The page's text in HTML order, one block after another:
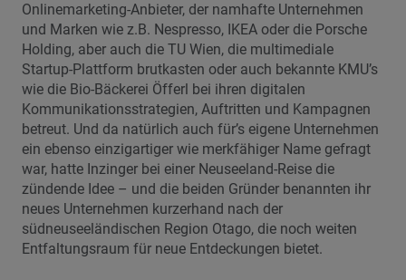
Onlinemarketing-Anbieter, der namhafte Unternehmen
und Marken wie z.B. Nespresso, IKEA oder die Porsche
Holding, aber auch die TU Wien, die multimediale
Startup-Plattform brutkasten oder auch bekannte KMU’s
wie die Bio-Bäckerei Öfferl bei ihren digitalen
Kommunikationsstrategien, Auftritten und Kampagnen
betreut. Und da natürlich auch für’s eigene Unternehmen
ein ebenso einzigartiger wie merkfähiger Name gefragt
war, hatte Inzinger bei einer Neuseeland-Reise die
zündende Idee – und die beiden Gründer benannten ihr
neues Unternehmen kurzerhand nach der
südneuseeländischen Region Otago, die noch weiten
Entfaltungsraum für neue Entdeckungen bietet.